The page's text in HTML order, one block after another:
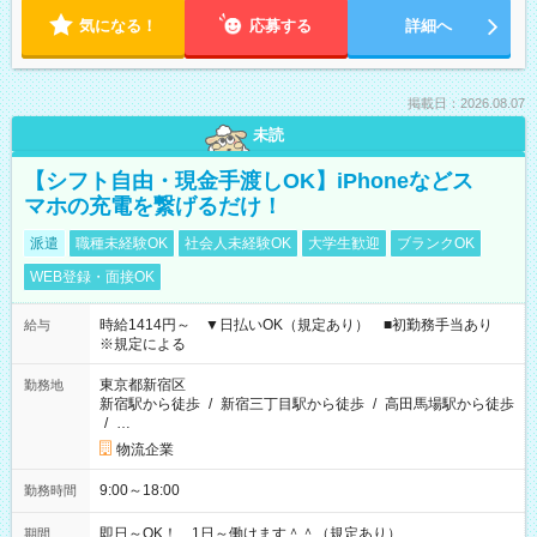
気になる！ 応募する 詳細へ
掲載日：2026.08.07
未読
【シフト自由・現金手渡しOK】iPhoneなどス
マホの充電を繋げるだけ！
派遣 職種未経験OK 社会人未経験OK 大学生歓迎
ブランクOK
WEB登録・面接OK
給与
時給1414円～ ▼日払いOK（規定あり） ■初勤務手当あり
※規定による
勤務地
東京都新宿区
新宿駅から徒歩 / 新宿三丁目駅から徒歩 / 高田馬場駅から徒歩
/ …
物流企業
勤務時間 9:00～18:00
期間 即日～OK！ 1日～働けます＾＾（規定あり）